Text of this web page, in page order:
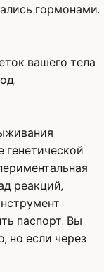
гормонами.
вашего тела
генетической
реакций,
паспорт. Вы
но если через